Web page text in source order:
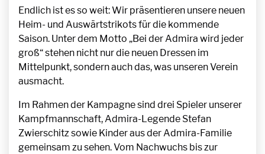
Endlich ist es so weit: Wir präsentieren unsere neuen
Heim- und Auswärtstrikots für die kommende
Saison. Unter dem Motto „Bei der Admira wird jeder
groß“ stehen nicht nurdie neuen Dressen im
Mittelpunkt, sondern auch das, was unseren Verein
ausmacht.
Im Rahmen der Kampagne sind drei Spieler unserer
Kampfmannschaft, Admira-Legende Stefan
Zwierschitz sowie Kinder aus der Admira-Familie
gemeinsam zu sehen. Vom Nachwuchs bis zur